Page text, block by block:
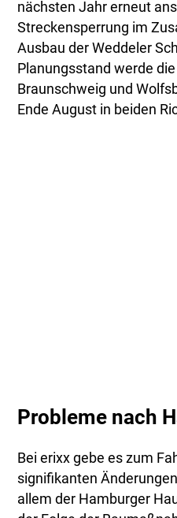
nächsten Jahr erneut
Streckensperrung im
Ausbau der Weddeler
Planungsstand werde
Braunschweig und
Ende August in beiden
Probleme nach
Bei erixx gebe es zum
signifikanten
allem der Hamburger